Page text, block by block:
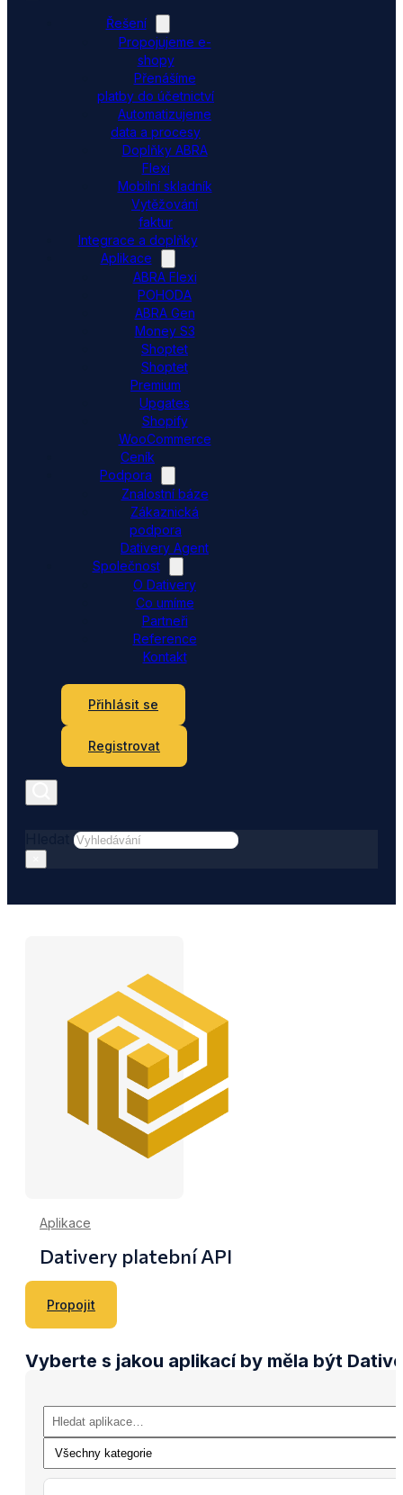
Řešení
Propojujeme e-
shopy
Přenášíme
platby do účetnictví
Automatizujeme
data a procesy
Doplňky ABRA
Flexi
Mobilní skladník
Vytěžování
faktur
Integrace a doplňky
Aplikace
ABRA Flexi
POHODA
ABRA Gen
Money S3
Shoptet
Shoptet
Premium
Upgates
Shopify
WooCommerce
Ceník
Podpora
Znalostní báze
Zákaznická
podpora
Dativery Agent
Společnost
O Dativery
Co umíme
Partneři
Reference
Kontakt
Přihlásit se
Registrovat
Aplikace
Dativery platební API
Propojit
Vyberte s jakou aplikací by měla být